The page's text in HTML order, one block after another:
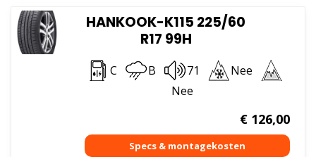
HANKOOK-K115 225/60
R17 99H
C B 71
Nee
Nee
€126,00